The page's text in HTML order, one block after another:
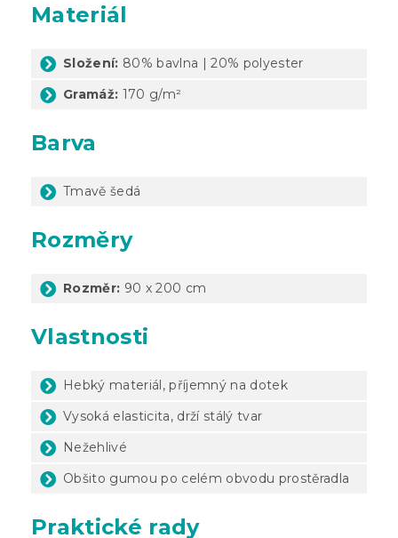
Materiál
Složení: 80% bavlna | 20% polyester
Gramáž: 170 g/m²
Barva
Tmavě šedá
Rozměry
Rozměr: 90 x 200 cm
Vlastnosti
Hebký materiál, příjemný na dotek
Vysoká elasticita, drží stálý tvar
Nežehlivé
Obšito gumou po celém obvodu prostěradla
Praktické rady